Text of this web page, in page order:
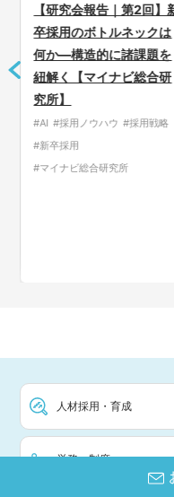
約7割の学生が入社予定
の初任給に満足 満足し
ている学生の平均初任給
は28万円／2027年卒 大
学生キャリア意向調査6
＜初任給について＞
#WEBセミナー
#インターンシップ
人材採用・育成
労務・制度